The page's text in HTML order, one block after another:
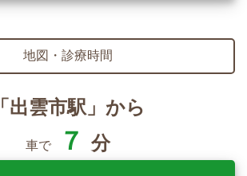
地図・診療時間
「出雲市駅」から
車で ７ 分